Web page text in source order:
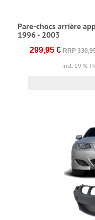
Pare-chocs arrière
1996 - 2003
299,95 € RRP
incl. 19 %